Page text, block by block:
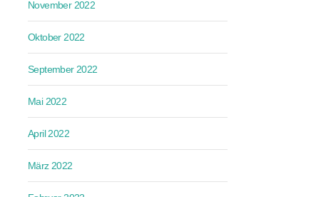
November 2022
Oktober 2022
September 2022
Mai 2022
April 2022
März 2022